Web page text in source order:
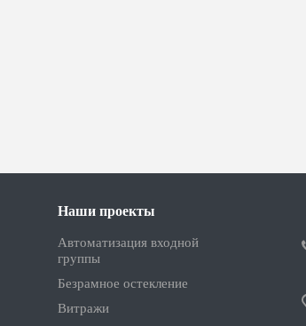
Наши проекты
Автоматизация входной
группы
Безрамное остекление
Витражи